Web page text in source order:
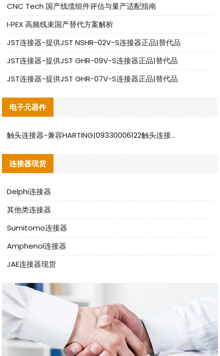
CNC Tech 国产线缆组件评估与量产适配指南
I‑PEX 高频线束国产替代方案解析
JST连接器-提供JST NSHR-02V-S连接器正品|替代品
JST连接器-提供JST GHR-09V-S连接器正品|替代品
JST连接器-提供JST GHR-07V-S连接器正品|替代品
电子元器件
触头连接器-兼容HARTING|09330006122触头连接器替代品说明
连接器现货
Delphi连接器
其他类连接器
Sumitomo连接器
Amphenol连接器
JAE连接器现货